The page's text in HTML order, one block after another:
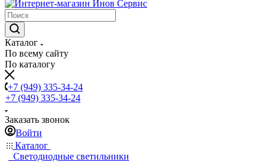
Каталог
По всему сайту
По каталогу
+7 (949) 335-34-24
+7 (949) 335-34-24
Заказать звонок
Войти
Каталог
Светодиодные светильники